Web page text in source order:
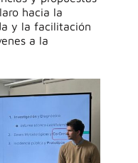
hacia la
y la facilitación
a la